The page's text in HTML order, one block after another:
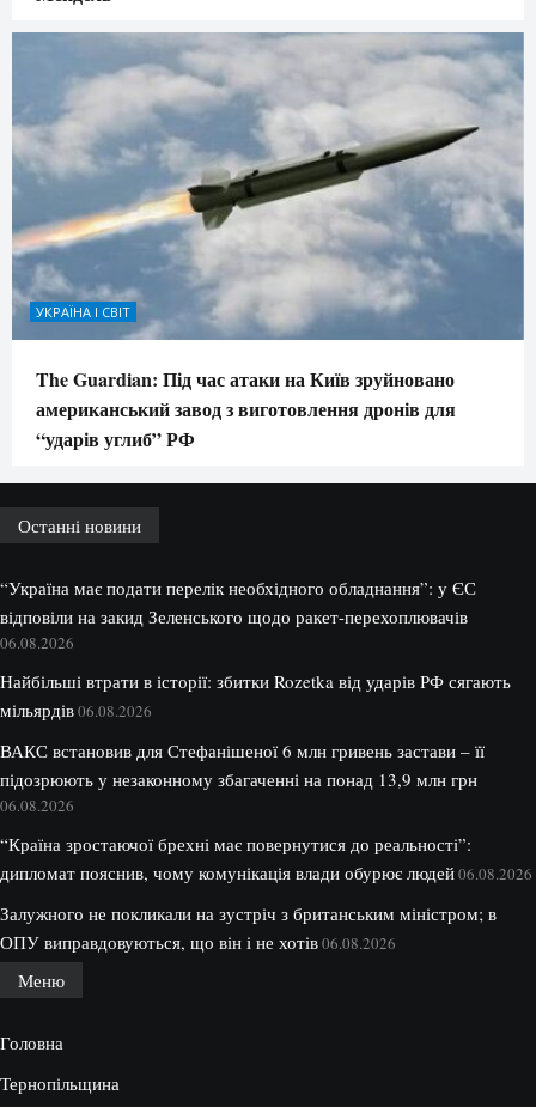
УКРАЇНА І СВІТ
The Guardian: Під час атаки на Київ зруйновано
американський завод з виготовлення дронів для
“ударів углиб” РФ
Останні новини
“Україна має подати перелік необхідного обладнання”: у ЄС
відповіли на закид Зеленського щодо ракет-перехоплювачів
06.08.2026
Найбільші втрати в історії: збитки Rozetka від ударів РФ сягають
мільярдів06.08.2026
ВАКС встановив для Стефанішеної 6 млн гривень застави – її
підозрюють у незаконному збагаченні на понад 13,9 млн грн
06.08.2026
“Країна зростаючої брехні має повернутися до реальності”:
дипломат пояснив, чому комунікація влади обурює людей06.08.2026
Залужного не покликали на зустріч з британським міністром; в
ОПУ виправдовуються, що він і не хотів06.08.2026
Меню
Головна
Тернопільщина